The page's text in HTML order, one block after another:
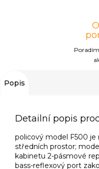
Popis
Detailní popis
policový model F500 je
středních prostor;
kabinetu 2-pásmové
bass-reflexový port